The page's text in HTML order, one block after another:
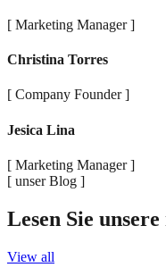
[ Marketing Manager ]
Christina Torres
[ Company Founder ]
Jesica Lina
[ Marketing Manager ]
[ unser Blog ]
Lesen Sie
View all